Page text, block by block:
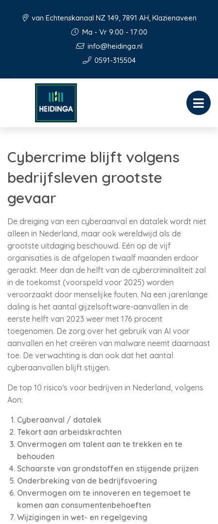
van Echtenskanaal NZ 149, 7891 AH, Klazienaveen
Ma - Vr 9:00 - 17:00
info@heidinga.nl
0591-315504
Cybercrime blijft volgens
bedrijfsleven grootste
gevaar
De dreiging van een cyberaanval en datalek wordt niet
alleen in Nederland, maar ook wereldwijd als de
grootste uitdaging beschouwd. Eén op de vijf
organisaties is de afgelopen twaalf maanden erdoor
geraakt. Meer dan de helft van de cybercriminaliteit zal
in de toekomst (voorspeld voor 2025) worden
veroorzaakt door menselijke fouten. Na een jarenlange
daling is het aantal gijzelsoftware-aanvallen in de
eerste helft van 2023 weer met 176 procent
toegenomen. De zorg over het gebruik van AI voor
aanvallen en het creëren van malware neemt daarnaast
toe. De verwachting is dan ook dat het aantal
cyberaanvallen blijft stijgen.
De top 10 risico's voor bedrijven in Nederland, volgens
Aon:
Cyberaanval / datalek
Tekort aan arbeidskrachten
Onvermogen om talent aan te trekken en te
behouden
Schaarste van grondstoffen en stijgende prijzen
Onderbreking van de bedrijfsvoering
Onvermogen om te innoveren en tegemoet te
komen aan consumentenbehoeften
Wijzigingen in wet- en regelgeving